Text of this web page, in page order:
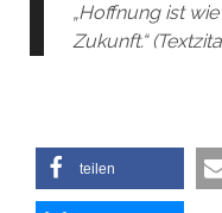
„Hoffnung ist
Zukunft.“
teilen